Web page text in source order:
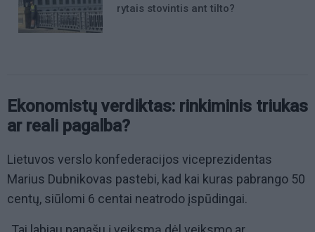
rytais stovintis ant tilto?
Ekonomistų verdiktas: rinkiminis triukas
ar reali pagalba?
Lietuvos verslo konfederacijos viceprezidentas
Marius Dubnikovas pastebi, kad kai kuras pabrango 50
centų, siūlomi 6 centai neatrodo įspūdingai.